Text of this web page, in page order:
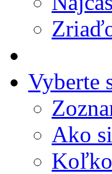
Vyberte
Ako